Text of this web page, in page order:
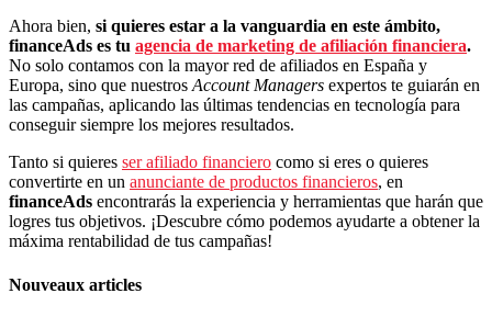
Ahora bien, si quieres estar a la vanguardia en este ámbito,
financeAds es tu agencia de marketing de afiliación financiera.
No solo contamos con la mayor red de afiliados en España y
Europa, sino que nuestrosAccount Managers expertos te guiarán en
las campañas, aplicando las últimas tendencias en tecnología para
conseguir siempre los mejores resultados.
Tanto si quieres ser afiliado financiero como si eres o quieres
convertirte en un anunciante de productos financieros, en
financeAds encontrarás la experiencia y herramientas que harán que
logres tus objetivos. ¡Descubre cómo podemos ayudarte a obtener la
máxima rentabilidad de tus campañas!
Nouveaux articles